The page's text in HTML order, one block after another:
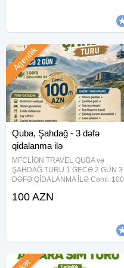
Quba, Şahdağ - 3 dəfə
qidalanma ilə
MFCLİON TRAVEL QUBA və
ŞAHDAĞ TURU 1 GECƏ 2 GÜN 3
DƏFƏ QİDALANMA İLƏ Cəmi: 100
nəqliyyat Oteldə gecələmək 3 dəfə
Agentlik
100 AZN